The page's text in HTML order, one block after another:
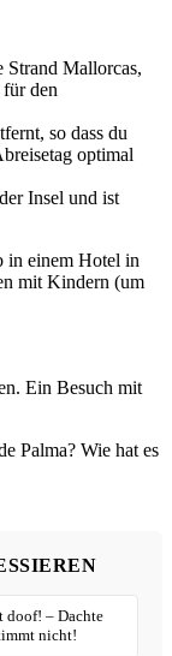
Strand Mallorcas,
für den
so dass du
optimal
Insel und ist
in einem Hotel in
mit Kindern (um
Ein Besuch mit
Palma? Wie hat es
doof! – Dachte
nicht!